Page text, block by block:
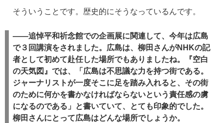
そういうことです。歴史的にそうなっているんです。
――追悼平和祈念館での企画展に関連して、今年は広島
で３回講演をされました。広島は、柳田さんがNHKの記
者として初めて赴任した場所でもありましたね。『空白
の天気図』では、「広島は不思議な力を持つ街である。
ジャーナリストが一度そこに足を踏み入れると、その街
のために何かを書かなければならないという責任感の虜
になるのである」と書いていて、とても印象的でした。
柳田さんにとって広島はどんな場所でしょうか。